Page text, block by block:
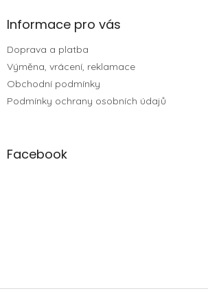
Informace pro vás
Doprava a platba
Výměna, vrácení, reklamace
Obchodní podmínky
Podmínky ochrany osobních údajů
Facebook